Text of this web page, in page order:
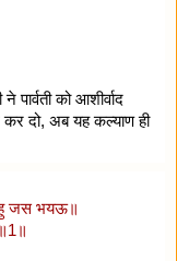
को आशीर्वाद
कर दो, अब यह कल्याण ही
जस भयऊ॥